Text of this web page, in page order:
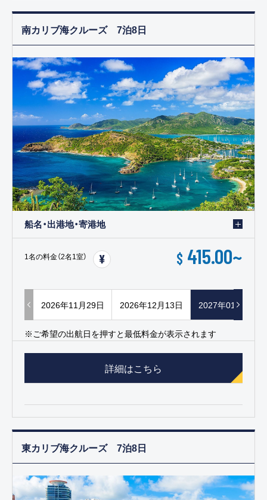
南カリブ海クルーズ 7泊8日
船名・出港地・寄港地
1名の料金（2名1室） $ 415.00~
2026年11月29日 2026年12月13日 2027年01月10日
※ご希望の出航日を押すと最低料金が表示されます
詳細はこちら
東カリブ海クルーズ 7泊8日